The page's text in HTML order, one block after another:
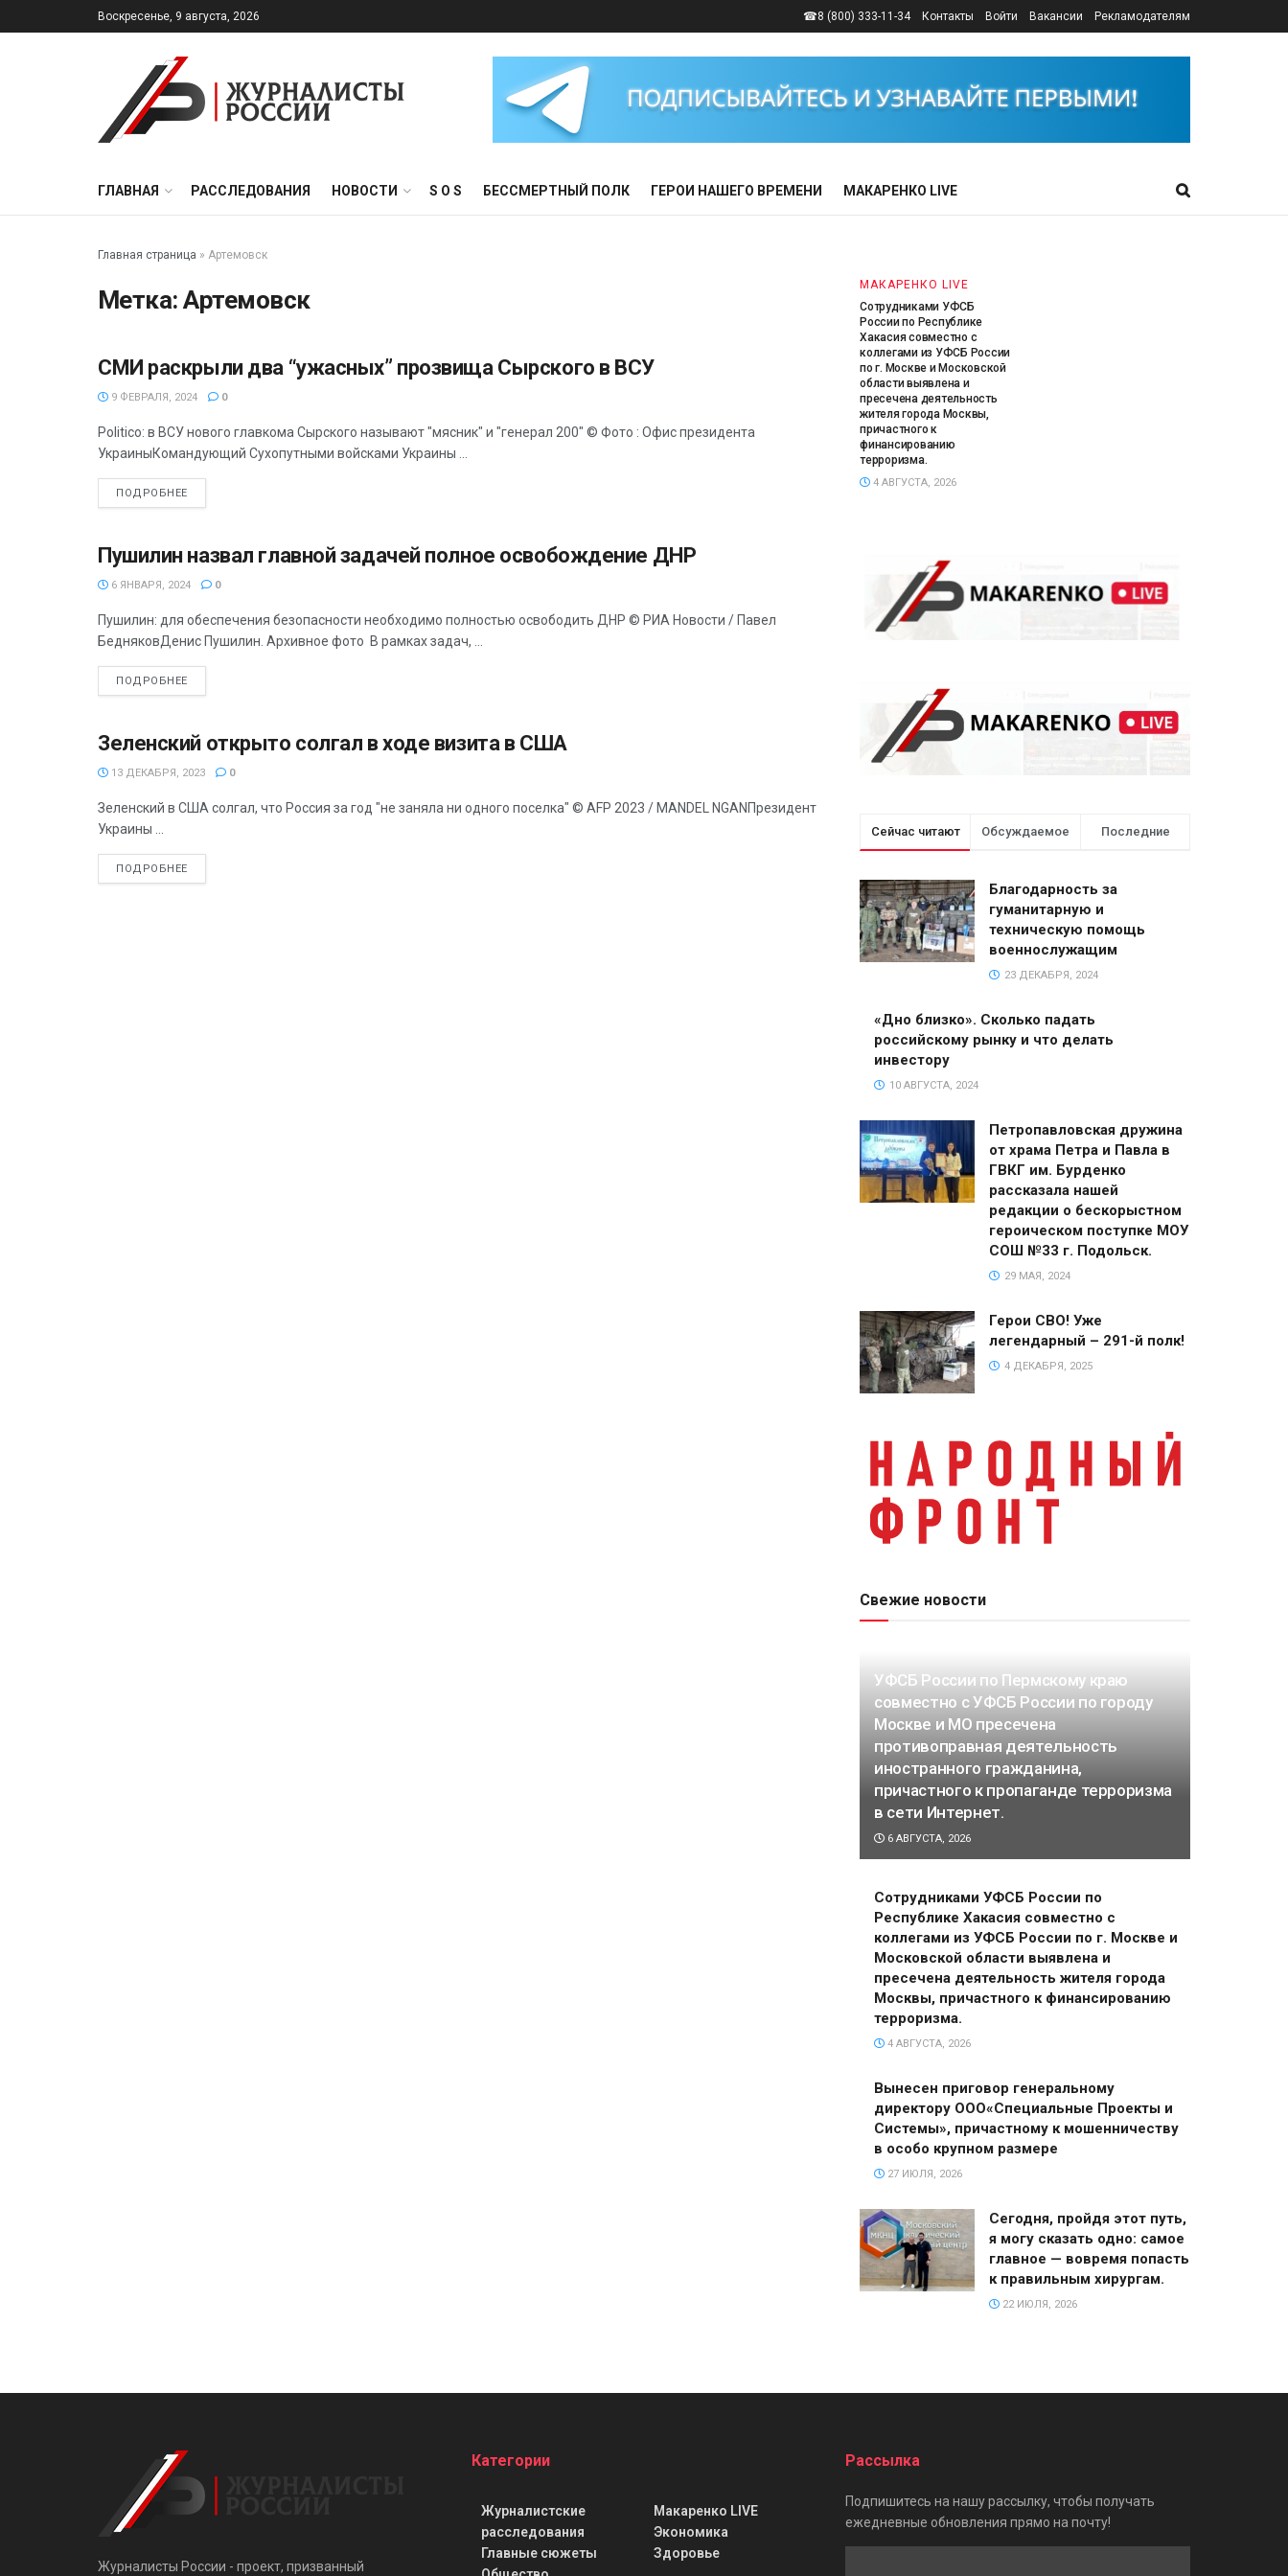
Воскресенье, 9 августа, 2026 ☎8 (800) 333-11-34 Контакты Войти Вакансии Рекламодателям
ГЛАВНАЯ РАССЛЕДОВАНИЯ НОВОСТИ S O S БЕССМЕРТНЫЙ ПОЛК ГЕРОИ НАШЕГО ВРЕМЕНИ МАКАРЕНКО LIVE
Главная страница » Артемовск
Метка:Артемовск
ПОЛИТИКА
СМИ раскрыли два “ужасных” прозвища Сырского в ВСУ
9 ФЕВРАЛЯ, 2024 0
Politico: в ВСУ нового главкома Сырского называют "мясник" и "генерал 200" © Фото : Офис президента
УкраиныКомандующий Сухопутными войсками Украины ...
ПОДРОБНЕЕ
ПОЛИТИКА
Пушилин назвал главной задачей полное освобождение ДНР
6 ЯНВАРЯ, 2024 0
Пушилин: для обеспечения безопасности необходимо полностью освободить ДНР © РИА Новости / Павел
БедняковДенис Пушилин. Архивное фото В рамках задач, ...
ПОДРОБНЕЕ
ПОЛИТИКА
Зеленский открыто солгал в ходе визита в США
13 ДЕКАБРЯ, 2023 0
Зеленский в США солгал, что Россия за год "не заняла ни одного поселка" © AFP 2023 / MANDEL NGANПрезидент
Украины ...
ПОДРОБНЕЕ
УФСБ России по Пермскому краю
Москве и МО пресечена противоправная
гражданина, причастного к пропаганде
МАКАРЕНКО LIVE
Сотрудниками УФСБ
России по Республике
Хакасия совместно с
коллегами из УФСБ России
по г. Москве и Московской
области выявлена и
пресечена деятельность
жителя города Москвы,
причастного к
финансированию
терроризма.
4 АВГУСТА, 2026
Сейчас читают Обсуждаемое Последние
Благодарность за
гуманитарную и
техническую помощь
военнослужащим
23 ДЕКАБРЯ, 2024
«Дно близко». Сколько падать
российскому рынку и что делать
инвестору
10 АВГУСТА, 2024
Петропавловская дружина
от храма Петра и Павла в
ГВКГ им. Бурденко
рассказала нашей
редакции о бескорыстном
героическом поступке МОУ
СОШ №33 г. Подольск.
29 МАЯ, 2024
Герои СВО! Уже
легендарный – 291-й полк!
4 ДЕКАБРЯ, 2025
Свежие новости
УФСБ России по Пермскому краю
совместно с УФСБ России по городу
Москве и МО пресечена
противоправная деятельность
иностранного гражданина,
причастного к пропаганде терроризма
в сети Интернет.
6 АВГУСТА, 2026
Сотрудниками УФСБ России по
Республике Хакасия совместно с
коллегами из УФСБ России по г. Москве и
Московской области выявлена и
пресечена деятельность жителя города
Москвы, причастного к финансированию
терроризма.
4 АВГУСТА, 2026
Вынесен приговор генеральному
директору ООО«Специальные Проекты и
Системы», причастному к мошенничеству
в особо крупном размере
27 ИЮЛЯ, 2026
Сегодня, пройдя этот путь,
я могу сказать одно: самое
главное — вовремя попасть
к правильным хирургам.
22 ИЮЛЯ, 2026
Журналисты России - проект, призванный
Категории
Журналистские
расследования
Главные сюжеты
Макаренко LIVE
Экономика
Здоровье
Рассылка
Подпишитесь на нашу рассылку, чтобы получать
ежедневные обновления прямо на почту!